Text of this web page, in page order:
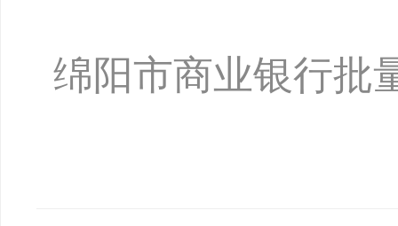
银
绵阳市商业银行批